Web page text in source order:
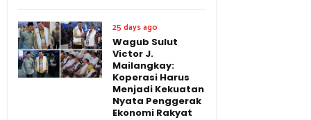
25 days ago
Wagub Sulut
Victor J.
Mailangkay:
Koperasi Harus
Menjadi Kekuatan
Nyata Penggerak
Ekonomi Rakyat